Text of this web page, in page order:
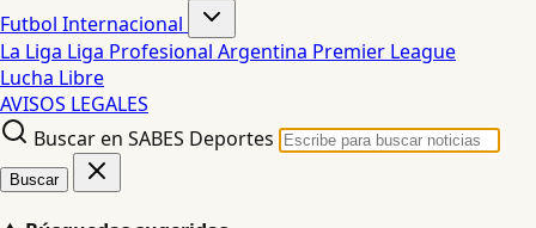
Futbol Internacional
La Liga Liga Profesional Argentina Premier League
Lucha Libre
AVISOS LEGALES
Buscar en SABES Deportes
Buscar